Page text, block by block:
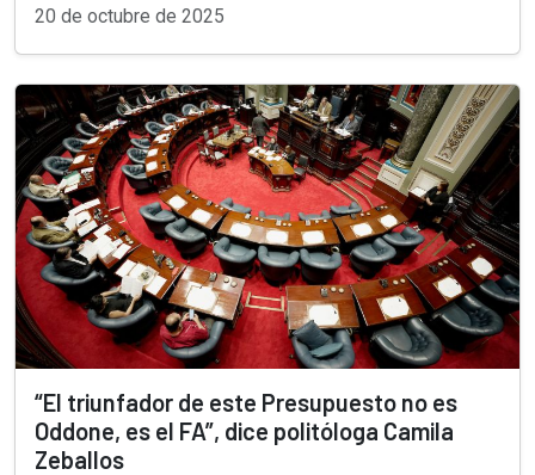
20 de octubre de 2025
“El triunfador de este Presupuesto no es
Oddone, es el FA”, dice politóloga Camila
Zeballos